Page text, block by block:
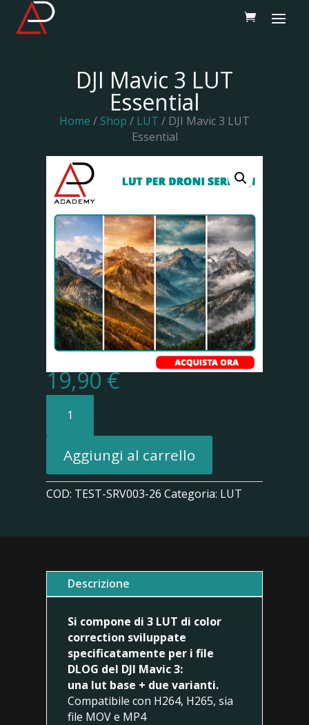
DJI Mavic 3 LUT
Essential
Home / Shop / LUT / DJI Mavic 3 LUT
Essential
19,90€
Mavic
3
Essential
quantità
Aggiungi al carrello
COD: TEST-SRV003-26 Categoria: LUT
Descrizione
Si compone di 3 LUT di color
correction sviluppate
specificatamente per i file
DLOG del DJI Mavic 3:
una lut base + due varianti.
Compatibile con H264, H265, sia
file MOV e MP4